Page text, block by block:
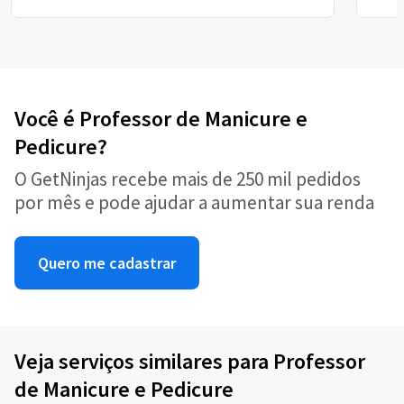
Você é Professor de Manicure e
Pedicure?
O GetNinjas recebe mais de 250 mil pedidos
por mês e pode ajudar a aumentar sua renda
Quero me cadastrar
Veja serviços similares para Professor
de Manicure e Pedicure